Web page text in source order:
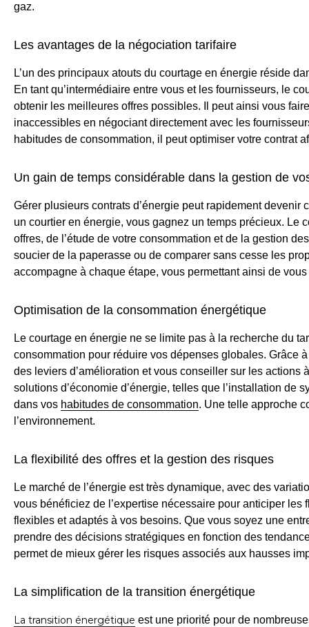
gaz.
Les avantages de la négociation tarifaire
L’un des principaux atouts du courtage en énergie réside
En tant qu’intermédiaire entre vous et les fournisseurs, le
obtenir les meilleures offres possibles. Il peut ainsi vous
inaccessibles en négociant directement avec les
habitudes de consommation, il peut optimiser votre contrat
Un gain de temps considérable dans la gestion de
Gérer plusieurs contrats d’énergie peut rapidement
un courtier en énergie, vous gagnez un temps précieux. Le
offres, de l’étude de votre consommation et de la gestion
soucier de la paperasse ou de comparer sans cesse les
accompagne à chaque étape, vous permettant ainsi de
Optimisation de la consommation énergétique
Le courtage en énergie ne se limite pas à la recherche du
consommation pour réduire vos dépenses globales. Grâce
des leviers d’amélioration et vous conseiller sur les actions
solutions d’économie d’énergie, telles que l’installation de
dans vos habitudes de consommation. Une telle approche
l’environnement.
La flexibilité des offres et la gestion des risques
Le marché de l’énergie est très dynamique, avec des
vous bénéficiez de l’expertise nécessaire pour anticiper
flexibles et adaptés à vos besoins. Que vous soyez une
prendre des décisions stratégiques en fonction des
permet de mieux gérer les risques associés aux hausses
La simplification de la transition énergétique
La transition énergétique est une priorité pour de